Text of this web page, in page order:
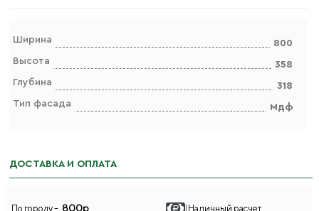
Ширина
800
Высота
358
Глубина
318
Тип фасада
Мдф
ДОСТАВКА И ОПЛАТА
По городу - 800р Наличный расчет